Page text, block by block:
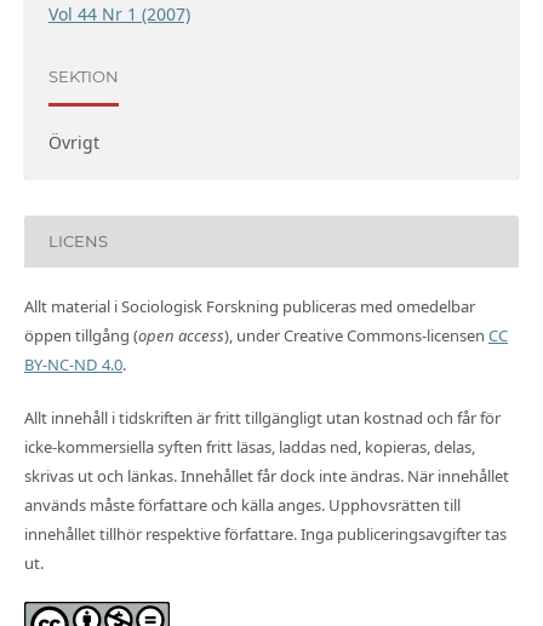
Vol 44 Nr 1 (2007)
SEKTION
Övrigt
LICENS
Allt material i Sociologisk Forskning publiceras med omedelbar
öppen tillgång (open access), under Creative Commons-licensen CC
BY-NC-ND 4.0.
Allt innehåll i tidskriften är fritt tillgängligt utan kostnad och får för
icke-kommersiella syften fritt läsas, laddas ned, kopieras, delas,
skrivas ut och länkas. Innehållet får dock inte ändras. När innehållet
används måste författare och källa anges. Upphovsrätten till
innehållet tillhör respektive författare. Inga publiceringsavgifter tas
ut.